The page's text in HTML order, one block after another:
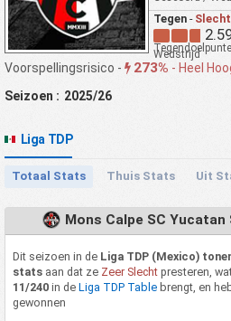
Tegen - Slecht
Wedstrijd
Voorspellingsrisico - 273% - Heel
Seizoen : 2025/26
Liga TDP
Totaal Stats Thuis Stats Uit
Mons Calpe SC
Dit seizoen in de Liga TDP (Mexico)
statsaan dat ze Zeer Slechtpresteren,
11/240in de Liga TDP Tablebrengt, en
gewonnen